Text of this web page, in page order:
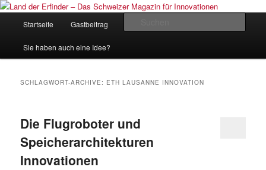
Zum
wechseln
Zum
wechselnLand der Erfinder – Das Schweizer
Startseite Gastbeitrag
Sie haben auch eine Idee?
SCHLAGWORT-ARCHIVE: ETH LAUSANNE INNOVATION
Die Flugroboter und
Speicherarchitekturen
Innovationen